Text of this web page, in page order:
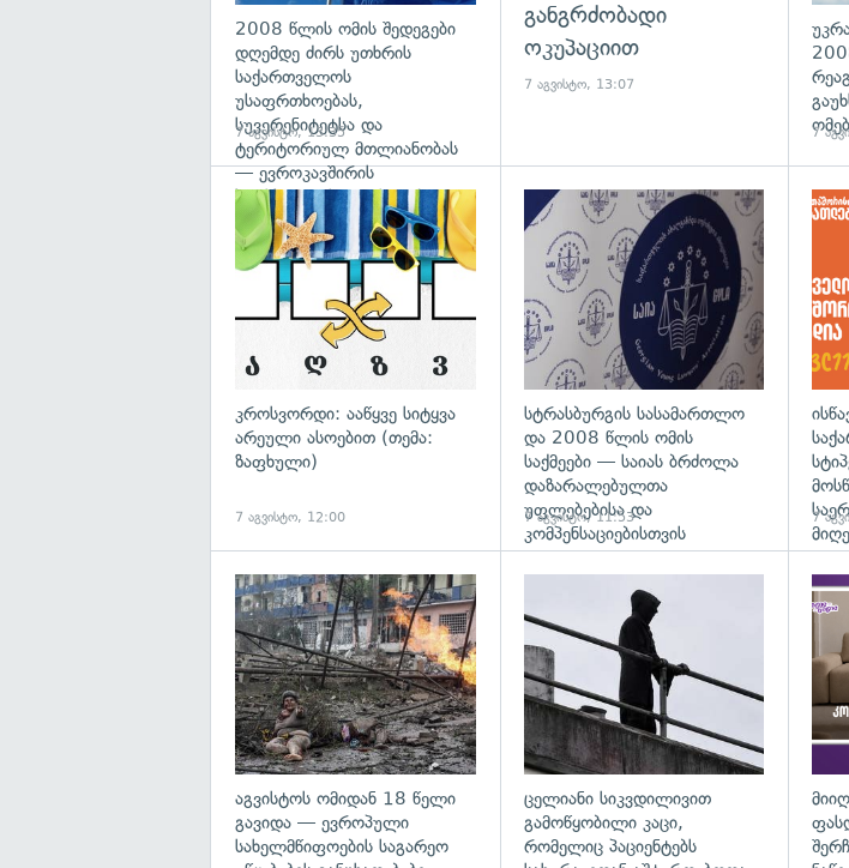
2008 წლის ომის შედეგები
დღემდე ძირს უთხრის
საქართველოს
უსაფრთხოებას,
სუვერენიტეტსა და
ტერიტორიულ მთლიანობას
— ევროკავშირის
პრესპიკერის განცხადება
7 აგვისტო, 13:35
განგრძობადი
ოკუპაციით
7 აგვისტო, 13:07
7
გადახედვა
კროსვორდი: ააწყვე სიტყვა
არეული ასოებით (თემა:
ზაფხული)
7 აგვისტო, 12:00
სტრასბურგის სასამართლო
და 2008 წლის ომის
საქმეები — საიას ბრძოლა
დაზარალებულთა
უფლებებისა და
კომპენსაციებისთვის
7 აგვისტო, 11:53 7
აგვისტოს ომიდან 18 წელი
გავიდა — ევროპული
სახელმწიფოების საგარეო
ცელიანი სიკვდილივით
გამოწყობილი კაცი,
რომელიც პაციენტებს